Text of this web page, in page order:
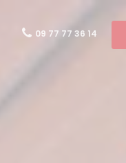
09 77 77 36 14